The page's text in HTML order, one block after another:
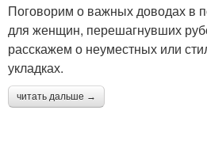
Поговорим о важных доводах в
для женщин, перешагнувших
расскажем о неуместных или
укладках.
читать дальше →